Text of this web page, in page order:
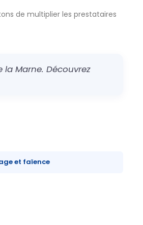
de multiplier les prestataires
Marne. Découvrez
et faïence